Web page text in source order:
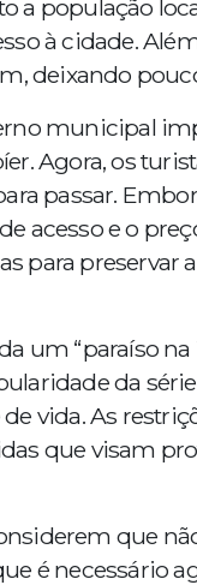
a população
à cidade.
deixando
municipal
Agora, os
passar.
acesso e o
para preservar
um “paraíso
da
vida. As
que visam
que
é necessário